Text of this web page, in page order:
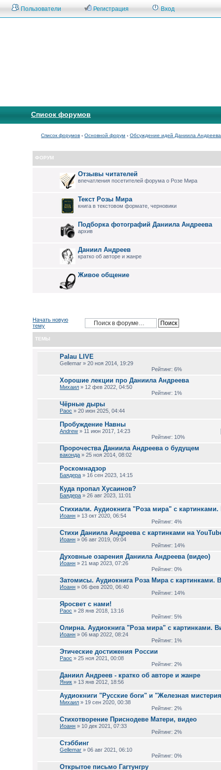
Пользователи Регистрация Вход
Список форумов
Список форумов ‹ Основной форум ‹ Обсуждение идей Даниила Андреева
ФОРУМ
Отзывы читателей
впечатления посетителей форума о Розе Мира
Текст Розы Мира
книга в текстовом формате, черновики
Подборка фотографий Даниила Андреева
архив
Даниил Андреев
кратко об авторе и жанре
Живое общение
Начать новую
тему
ТЕМЫ
Palau LIVE
Gellemar » 20 ноя 2014, 19:29
Рейтинг: 6%
Хорошие лекции про Даниила Андреева
Михаил » 12 фев 2022, 04:50
Рейтинг: 1%
Чёрные дыры
Раос » 20 июн 2025, 04:44
Пробуждение Навны
Andrew » 11 июн 2017, 14:23
Рейтинг: 10%
Пророчества Даниила Андреева о будущем
ваконда » 25 ноя 2014, 08:02
Роскомнадзор
Баядера » 16 сен 2023, 14:15
Куда пропал Хусаинов?
Баядера » 26 авг 2023, 11:01
Стихиали. Аудиокнига "Роза мира" с картинками.
Иоанн » 13 окт 2020, 06:54
Рейтинг: 4%
Стихи Даниила Андреева с картинками на
Иоанн » 06 авг 2019, 09:04
Рейтинг: 14%
Духовные озарения Даниила Андреева (видео)
Иоанн » 21 мар 2023, 07:26
Рейтинг: 0%
Затомисы. Аудиокнига Роза Мира с картинками.
Иоанн » 06 фев 2020, 06:40
Рейтинг: 14%
Яросвет с нами!
Раос » 28 янв 2018, 13:16
Рейтинг: 5%
Олирна. Аудиокнига "Роза мира" с картинками.
Иоанн » 06 мар 2022, 08:24
Рейтинг: 1%
Этические достижения России
Раос » 25 ноя 2021, 00:08
Рейтинг: 2%
Даниил Андреев - кратко об авторе и жанре
Яник » 13 янв 2012, 18:56
Аудиокниги "Русские боги" и "Железная
Михаил » 19 сен 2020, 00:38
Рейтинг: 2%
Стихотворение Приснодеве Матери, видео
Иоанн » 10 дек 2021, 07:33
Рейтинг: 2%
Стэббинг
Gellemar » 06 авг 2021, 06:10
Рейтинг: 0%
Открытое письмо Гагтунгру